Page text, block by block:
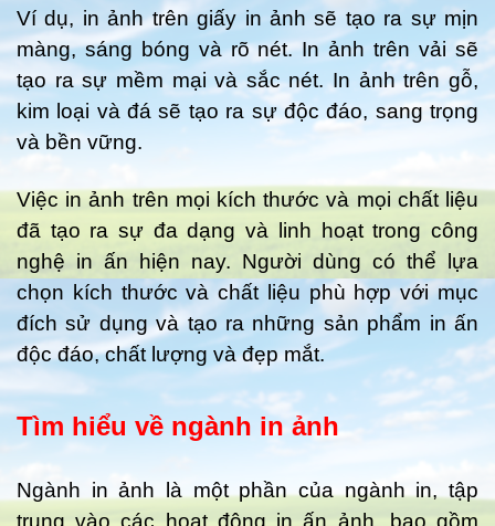
Ví dụ, in ảnh trên giấy in ảnh sẽ tạo ra sự mịn
màng, sáng bóng và rõ nét. In ảnh trên vải sẽ
tạo ra sự mềm mại và sắc nét. In ảnh trên gỗ,
kim loại và đá sẽ tạo ra sự độc đáo, sang trọng
và bền vững.
Việc in ảnh trên mọi kích thước và mọi chất liệu
đã tạo ra sự đa dạng và linh hoạt trong công
nghệ in ấn hiện nay. Người dùng có thể lựa
chọn kích thước và chất liệu phù hợp với mục
đích sử dụng và tạo ra những sản phẩm in ấn
độc đáo, chất lượng và đẹp mắt.
Tìm hiểu về ngành in ảnh
Ngành in ảnh là một phần của ngành in, tập